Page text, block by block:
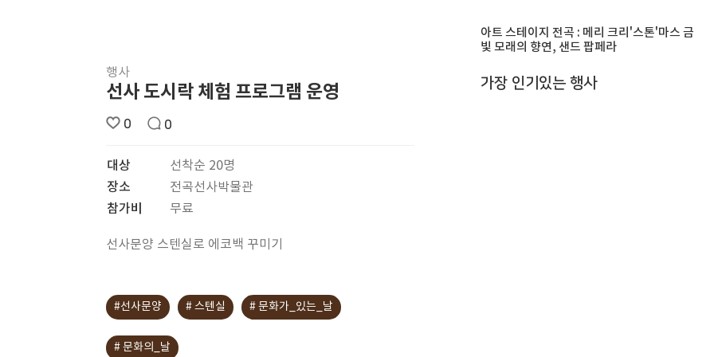
행사
선사 도시락 체험 프로그램 운영
0 0
대상
선착순 20명
장소
전곡선사박물관
참가비
무료
선사문양 스텐실로 에코백 꾸미기
#선사문양 # 스텐실 # 문화가_있는_날
# 문화의_날
아트 스테이지 전곡 : 메리 크리'스톤'마스 금
빛 모래의 향연, 샌드 팝페라
가장 인기있는 행사